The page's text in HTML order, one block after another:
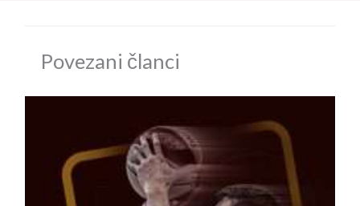
Povezani članci